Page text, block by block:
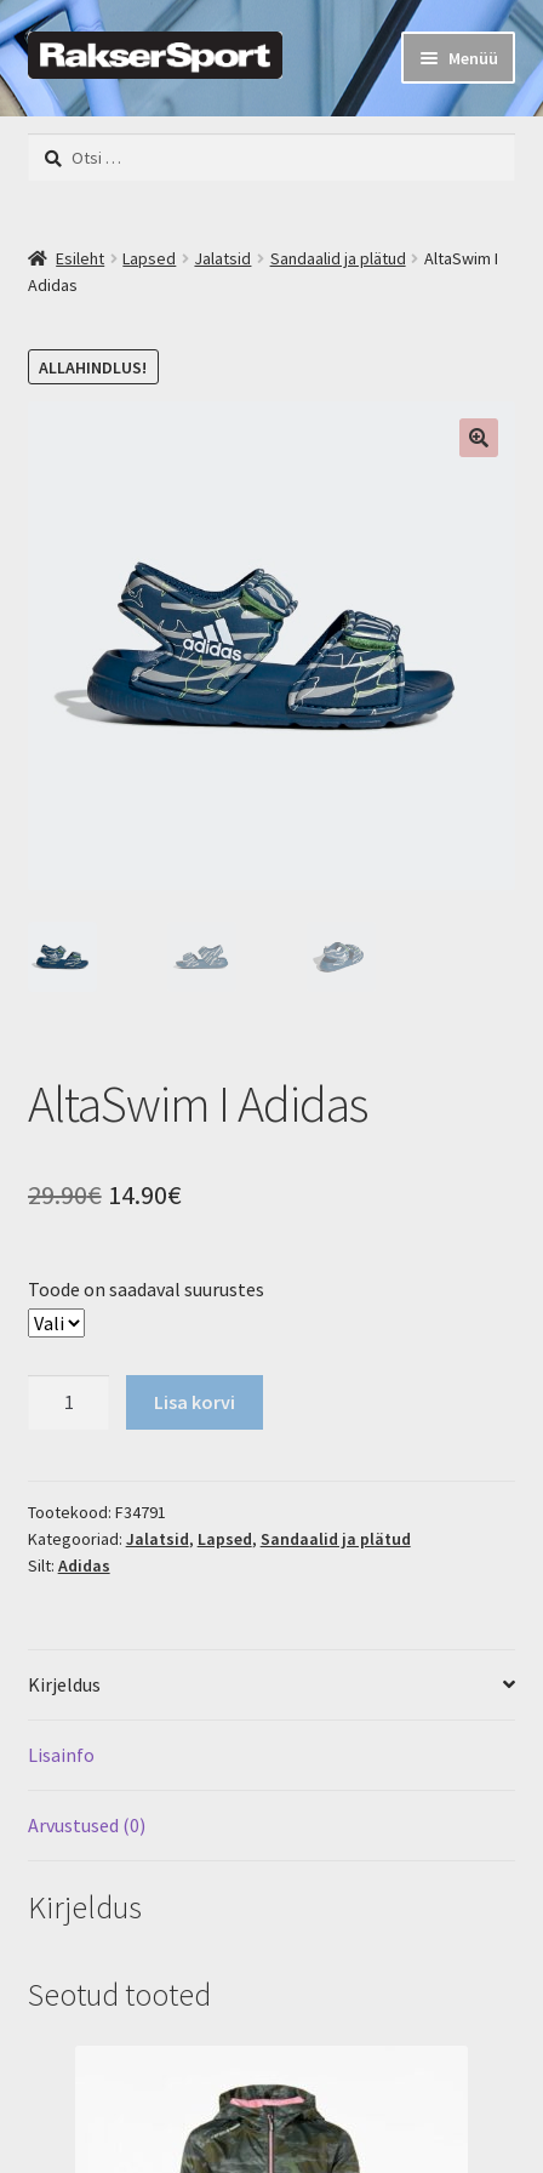
Liigu
navigeerimisele
Liigu
sisu
juurde
Menüü
Rakser Sport
Naised
Rattad
Jalgrattarent
Otsi:
Esileht Lapsed Jalatsid Sandaalid ja plätud
AltaSwim I
Adidas
ALLAHINDLUS!
AltaSwim I Adidas
29.90€ Algne
oli:
14.90€Current
is:
Toode on saadaval suurustes
Lisa korvi
Tootekood: F34791
Kategooriad: Jalatsid, Lapsed, Sandaalid ja plätud
Silt: Adidas
Kirjeldus
Lisainfo
Arvustused (0)
Kirjeldus
Seotud tooted